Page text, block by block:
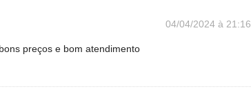
04/04/2024 à 21:16
preços e bom atendimento